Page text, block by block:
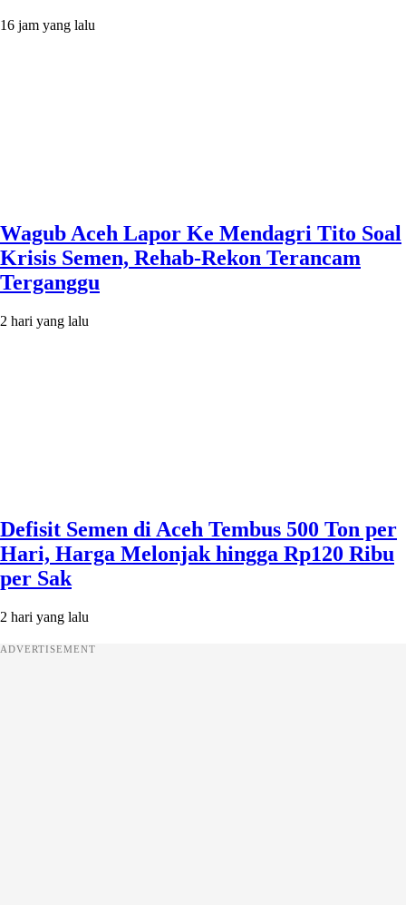
16 jam yang lalu
Wagub Aceh Lapor Ke Mendagri Tito Soal
Krisis Semen, Rehab-Rekon Terancam
Terganggu
2 hari yang lalu
Defisit Semen di Aceh Tembus 500 Ton per
Hari, Harga Melonjak hingga Rp120 Ribu
per Sak
2 hari yang lalu
ADVERTISEMENT